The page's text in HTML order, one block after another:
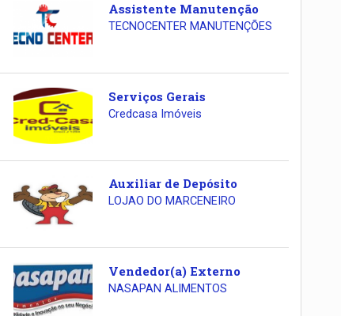
Assistente Manutenção
TECNOCENTER MANUTENÇÕES
Serviços Gerais
Credcasa Imóveis
Auxiliar de Depósito
LOJAO DO MARCENEIRO
Vendedor(a) Externo
NASAPAN ALIMENTOS